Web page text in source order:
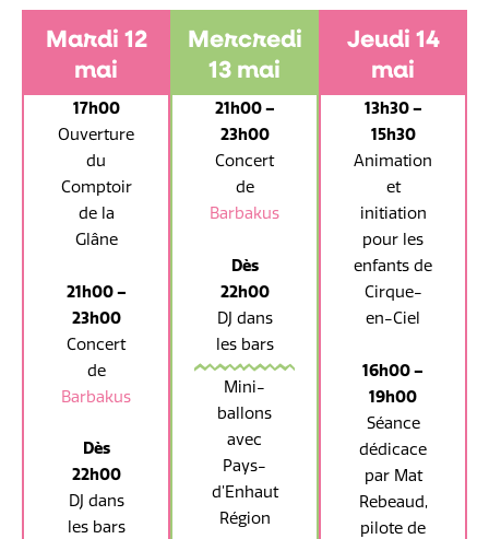
Mardi 12
mai
17h00
Ouverture
du
Comptoir
de la
Glâne
21h00 –
23h00
Concert
de
Barbakus
Dès
22h00
DJ dans
les bars
Mercredi
13 mai
21h00 –
23h00
Concert
de
Barbakus
Dès
22h00
DJ dans
les bars
Mini-
ballons
avec
Pays-
d’Enhaut
Région
Jeudi 14
mai
13h30 –
15h30
Animation
et
initiation
pour les
enfants de
Cirque-
en-Ciel
16h00 –
19h00
Séance
dédicace
par Mat
Rebeaud,
pilote de